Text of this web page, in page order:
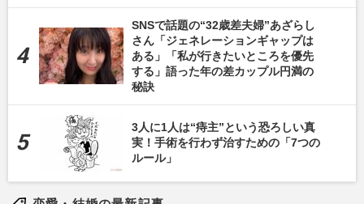
SNSで話題の“32歳差夫婦”あざらし
さん「ジェネレーションギャップは
ある」「私が行きたいところを優先
する」語った年の差カップル円満の
秘訣
3人に1人は“痔主”という恐ろしい真
実！手術を行わず治すための「7つの
ルール」